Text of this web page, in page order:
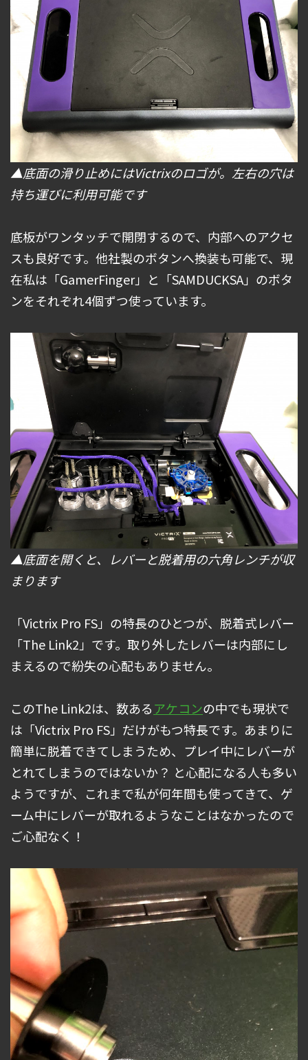
▲底面の滑り止めにはVictrixのロゴが。左右の穴は
持ち運びに利用可能です
底板がワンタッチで開閉するので、内部へのアクセ
スも良好です。他社製のボタンへ換装も可能で、現
在私は「GamerFinger」と「SAMDUCKSA」のボタ
ンをそれぞれ4個ずつ使っています。
▲底面を開くと、レバーと脱着用の六角レンチが収
まります
「Victrix Pro FS」の特長のひとつが、脱着式レバー
「The Link2」です。取り外したレバーは内部にし
まえるので紛失の心配もありません。
このThe Link2は、数あるアケコンの中でも現状で
は「Victrix Pro FS」だけがもつ特長です。あまりに
簡単に脱着できてしまうため、プレイ中にレバーが
とれてしまうのではないか？ と心配になる人も多い
ようですが、これまで私が何年間も使ってきて、ゲ
ーム中にレバーが取れるようなことはなかったので
ご心配なく！